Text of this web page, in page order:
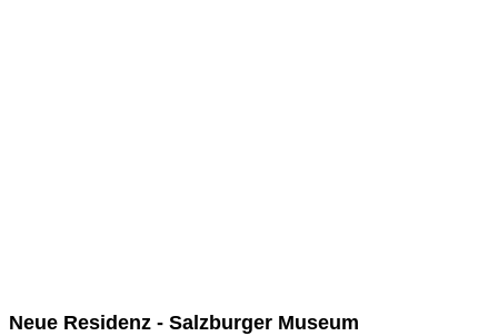
Neue Residenz - Salzburger Museum